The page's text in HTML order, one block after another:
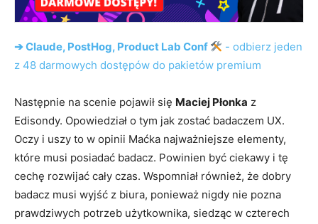
➔ Claude, PostHog, Product Lab Conf
- odbierz jeden
z 48 darmowych dostępów do pakietów premium
Następnie na scenie pojawił się Maciej Płonka z
Edisondy. Opowiedział o tym jak zostać badaczem UX.
Oczy i uszy to w opinii Maćka najważniejsze elementy,
które musi posiadać badacz. Powinien być ciekawy i tę
cechę rozwijać cały czas. Wspomniał również, że dobry
badacz musi wyjść z biura, ponieważ nigdy nie pozna
prawdziwych potrzeb użytkownika, siedząc w czterech